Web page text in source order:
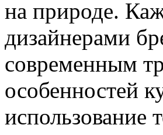
на природе.
дизайнерами
современным
особенностей
использование